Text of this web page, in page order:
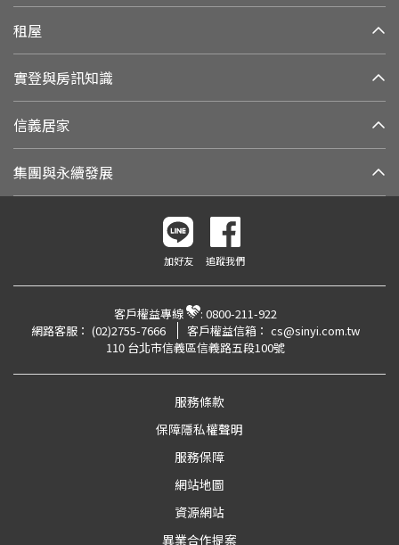
租屋
實登與房訊知識
信義居家
集團與永續發展
加好友 追蹤我們
客戶權益專線 : 0800-211-922
網路客服： (02)2755-7666 客戶權益信箱： cs@sinyi.com.tw
110 台北市信義區信義路五段100號
服務條款
保障隱私權聲明
服務保障
網站地圖
資源網站
異業合作提案